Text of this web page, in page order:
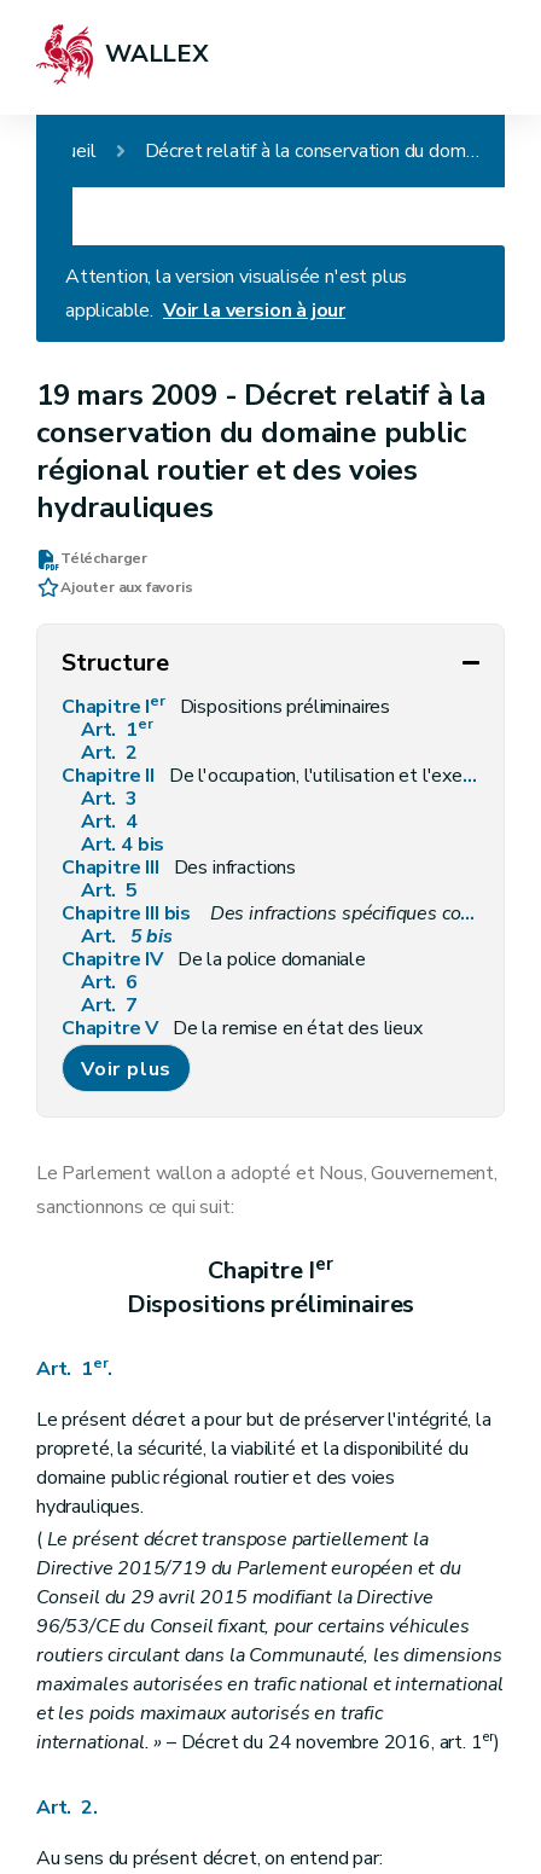
WALLEX
Accueil Décret relatif à la conservation du domaine public régional routier et des voies hydrauliques
Attention, la version visualisée n'est plus
applicable. Voir la version à jour
19 mars 2009 - Décret relatif à la
conservation du domaine public
régional routier et des voies
hydrauliques
Télécharger
Ajouter aux favoris
Structure
Chapitre Ier
Dispositions préliminaires
Art. 1er
Art. 2
Chapitre II
De l'occupation, l'utilisation et l'exercice de certaines activités sur le domaine public
Art. 3
Art. 4
Art. 4 bis
Chapitre III
Des infractions
Art. 5
Chapitre III bis
Des infractions spécifiques commises sur le domaine public régional des voies hydrauliques
Art.
5bis
Chapitre IV De la police domaniale
Art. 6
Art. 7
Chapitre V De la remise en état des lieux
Art. 8
Chapitre V bis
Art. 8 bis
Chapitre VI bis
Subventions
Chapitre VI ter
Mesures d'office applicables sur le domaine public régional des voies hydrauliques
quater
Section2
Bateaux abandonnés et épaves
Sous-section2
Épaves
Art.9octies
Art.
9 novies
Section3
Saisies et exécution forcée en matière de stationnement de longue durée
Art.
Chapitre VII Dispositions finales
Art. 10
Art. 11
Art. 12
Art. 13
Art. 14
Art. 15
Voir plus
Le Parlement wallon a adopté et Nous, Gouvernement,
sanctionnons ce qui suit:
Chapitre Ier
Dispositions préliminaires
Art. 1er.
Le présent décret a pour but de préserver l'intégrité, la
propreté, la sécurité, la viabilité et la disponibilité du
domaine public régional routier et des voies
hydrauliques.
(Le présent décret transpose partiellement la
Directive 2015/719 du Parlement européen et du
Conseil du 29 avril 2015 modifiant la Directive
96/53/CE du Conseil fixant, pour certains véhicules
routiers circulant dans la Communauté, les dimensions
maximales autorisées en trafic national et international
et les poids maximaux autorisés en trafic
international. »– Décret du 24 novembre 2016, art. 1er)
Art. 2.
Au sens du présent décret, on entend par: